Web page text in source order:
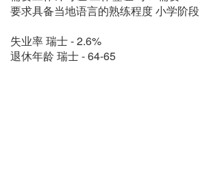
要求具备当地语言的熟练程度 小学阶段
失业率 瑞士 - 2.6%
退休年龄 瑞士 - 64-65